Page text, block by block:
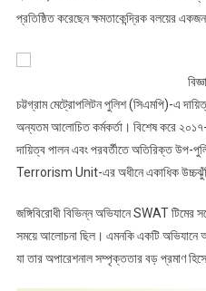
প্রতিষ্ঠিত করেছেন ক্ষমতাকেন্দ্রিক বলয়ের একজন
চট্টগ্রাম মেট্রোপলিটন পুলিশ (সিএমপি)-এ
অন্যতম আলোচিত কর্মকর্তা। বিশেষ করে
দায়িত্ব পালন এবং পরবর্তীতে অতিরিক্ত
Terrorism Unit-এর অধীনে একাধিক
জঙ্গিবিরোধী বিভিন্ন অভিযানে SWAT টিমের
সময়ে আলোচনা ছিল। এমনকি একটি অভিযানে
যা তার অপারেশনাল সম্পৃক্ততার বড় প্রমাণ